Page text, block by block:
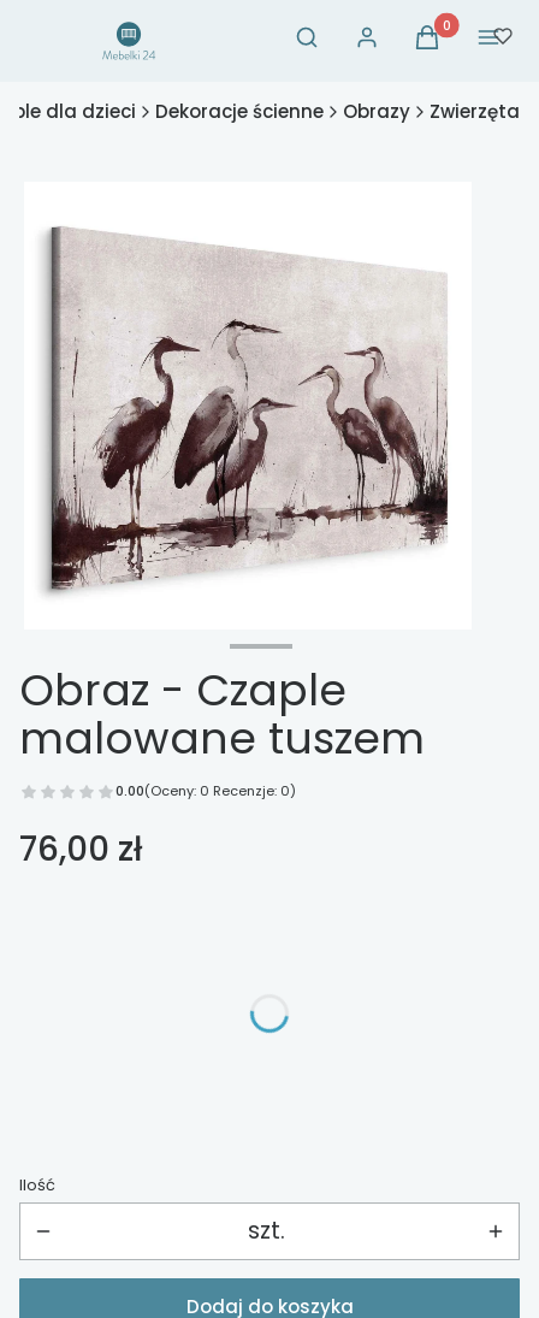
Otwórz wyszukiwarkę
Szukaj Zaloguj sięProdukty w
Koszyk Menu
dla dzieci Dekoracje ścienne Obrazy Zwierzęta
Obraz - Czaple
malowane tuszem
0.00(Oceny: 0 Recenzje: 0)
Cena
76,00 zł
Ilość
szt.
Dodaj do koszyka